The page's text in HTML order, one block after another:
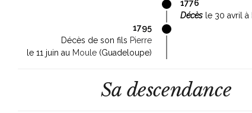
1776
Décès le 30 avril à
1795
Décès de son fils Pierre
le 11 juin au Moule (Guadeloupe)
Sa descendance